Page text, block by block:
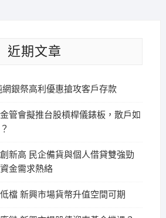
近期文章
銀祭高利優惠搶攻客戶存款
管會擬推台股槓桿儀錶板，散戶如
新高 民企備貨與個人借貸雙強勁
金需求熱絡
檔 新興市場貨幣升值空間可期